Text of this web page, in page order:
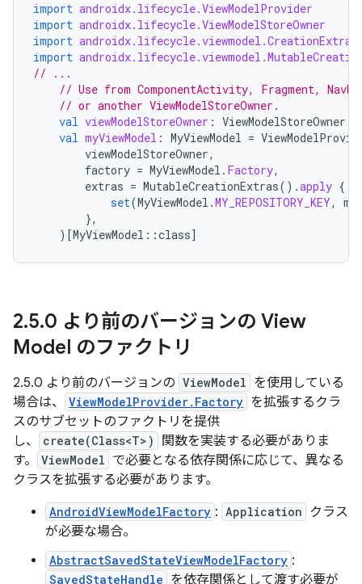
import androidx.lifecycle.ViewModelProvider
import androidx.lifecycle.ViewModelStoreOwner
import androidx.lifecycle.viewmodel.CreationExtras
import
// ...
// Use from ComponentActivity, Fragment,
// or another ViewModelStoreOwner.
val viewModelStoreOwner : ViewModelStoreOwner
val myViewModel : MyViewModel =
viewModelStoreOwner,
factory = MyViewModel . Factory,
extras = MutableCreationExtras().apply {
set(MyViewModel .MY_REPOSITORY_KEY,
},
) [MyViewModel ::class]
2.5.0 より前のバージョンの View
Model のファクトリ
2.5.0 より前のバージョンの ViewModel を使用している
場合は、
ViewModelProvider.Factory を拡張するクラ
スのサブセットのファクトリを提供
し、
create(Class<T>)
関数を実装する必要がありま
す。
ViewModel で必要となる依存関係に応じて、異なる
クラスを拡張する必要があります。
AndroidViewModelFactory : Application
クラス
が必要な場合。
AbstractSavedStateViewModelFactory :
SavedStateHandle を依存関係として渡す必要が